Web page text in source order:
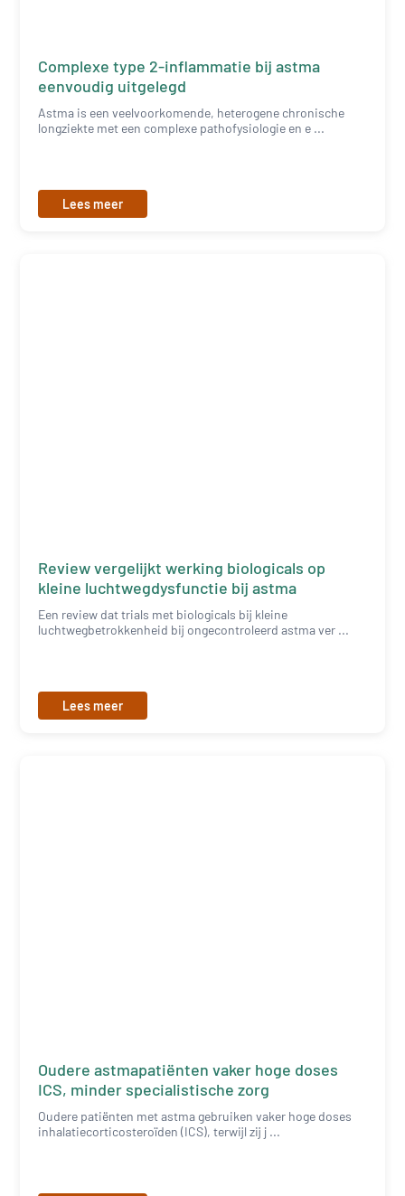
Complexe type 2-inflammatie bij astma
eenvoudig uitgelegd
Astma is een veelvoorkomende, heterogene chronische
longziekte met een complexe pathofysiologie en e ...
Lees meer
Review vergelijkt werking biologicals op
kleine luchtwegdysfunctie bij astma
Een review dat trials met biologicals bij kleine
luchtwegbetrokkenheid bij ongecontroleerd astma ver ...
Lees meer
Oudere astmapatiënten vaker hoge doses
ICS, minder specialistische zorg
Oudere patiënten met astma gebruiken vaker hoge doses
inhalatiecorticosteroïden (ICS), terwijl zij j ...